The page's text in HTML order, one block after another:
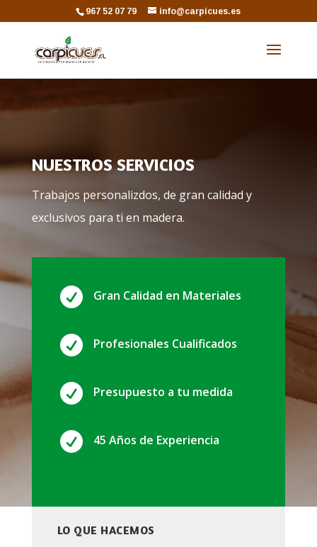
967 52 07 79 info@carpicues.es
NUESTROS SERVICIOS
Trabajos personalizdos, de gran calidad y
exclusivos para ti en madera.
 Gran Calidad en Materiales
 Profesionales Cualificados
 Presupuesto a tu medida
 45 Años de Experiencia
LO QUE HACEMOS